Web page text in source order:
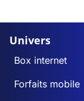
Univers
Box internet
Forfaits mobile